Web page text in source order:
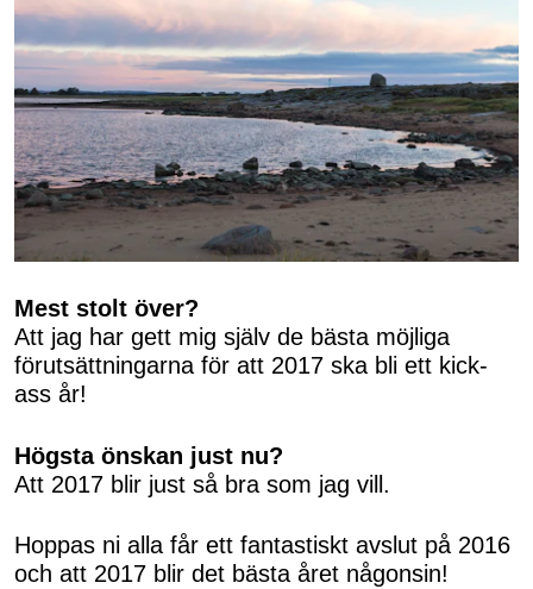
Mest stolt över?
Att jag har gett mig själv de bästa möjliga
förutsättningarna för att 2017 ska bli ett kick-
ass år!
Högsta önskan just nu?
Att 2017 blir just så bra som jag vill.
Hoppas ni alla får ett fantastiskt avslut på 2016
och att 2017 blir det bästa året någonsin!